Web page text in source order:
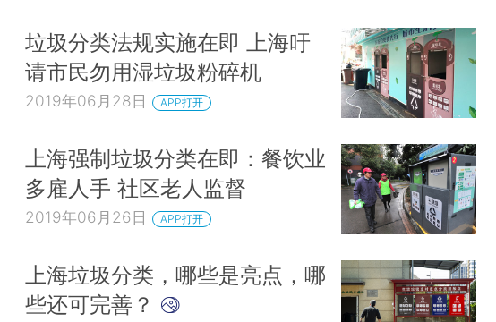
垃圾分类法规实施在即 上海吁
请市民勿用湿垃圾粉碎机
2019年06月28日 APP打开
上海强制垃圾分类在即：餐饮业
多雇人手 社区老人监督
2019年06月26日 APP打开
上海垃圾分类，哪些是亮点，哪
些还可完善？